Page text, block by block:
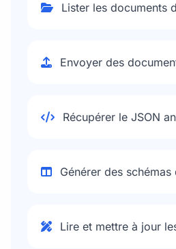
Lister les documents
Envoyer des
Récupérer le JSON
Générer des
Lire et mettre à jour